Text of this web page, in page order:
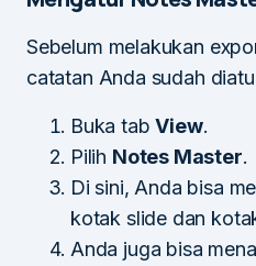
Sebelum melakukan
catatan Anda sudah
Buka tabView.
Pilih Notes Master.
Di sini, Anda bisa
kotak slide dan
Anda juga bisa